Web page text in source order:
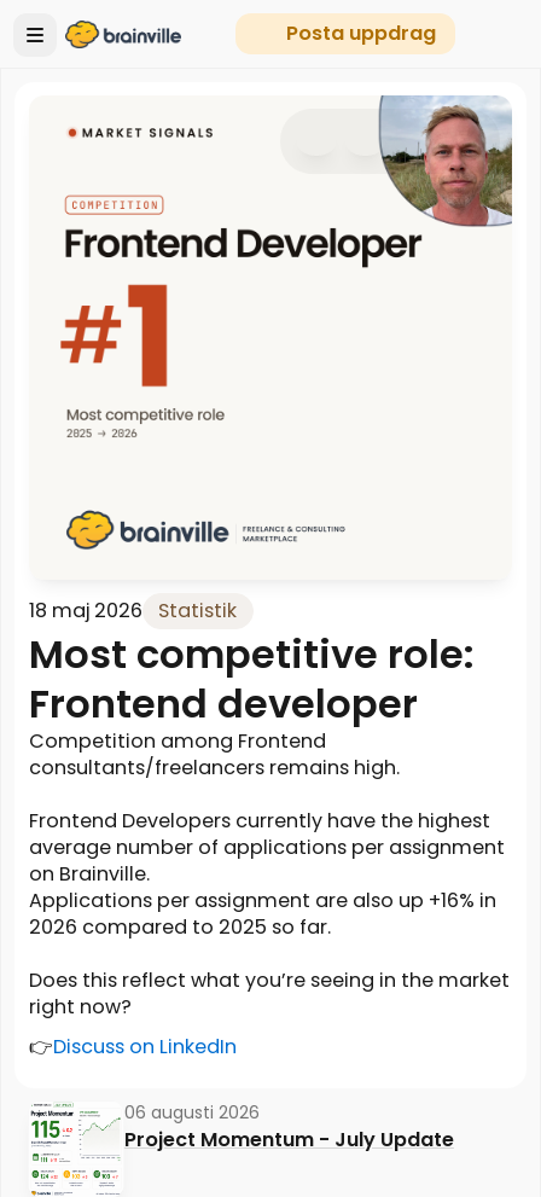
Posta uppdrag
18 maj 2026 Statistik
Most competitive role:
Frontend developer
Competition among Frontend
consultants/freelancers remains high.
Frontend Developers currently have the highest
average number of applications per assignment
on Brainville.
Applications per assignment are also up +16% in
2026 compared to 2025 so far.
Does this reflect what you’re seeing in the market
right now?
👉Discuss on LinkedIn
06 augusti 2026
Project Momentum - July Update